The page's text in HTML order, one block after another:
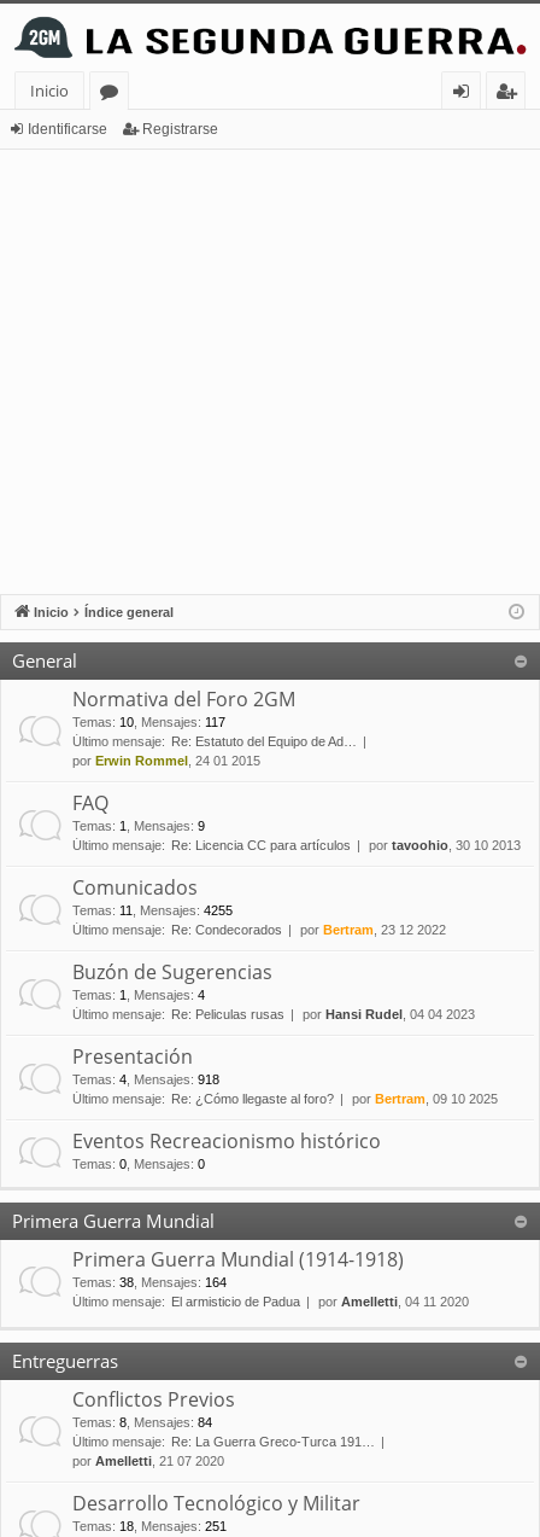
Inicio
or
Identificarse Registrarse
Inicio Índice general
General
Normativa del Foro 2GM
Temas: 10 Mensajes: 117
Último mensaje:
Re: Estatuto del Equipo de Ad…
por Erwin Rommel , 24 01 2015
FAQ
Temas: 1 Mensajes: 9
Último mensaje:
Re: Licencia CC para artículos por tavoohio , 30 10 2013
Comunicados
Temas: 11 Mensajes: 4255
Último mensaje:
Re: Condecorados por Bertram , 23 12 2022
Buzón de Sugerencias
Temas: 1 Mensajes: 4
Último mensaje:
Re: Peliculas rusas por Hansi Rudel , 04 04 2023
Presentación
Temas: 4 Mensajes: 918
Último mensaje:
Re: ¿Cómo llegaste al foro? por Bertram , 09 10 2025
Eventos Recreacionismo histórico
Temas: 0 Mensajes: 0
Primera Guerra Mundial
Primera Guerra Mundial (1914-1918)
Temas: 38 Mensajes: 164
Último mensaje:
El armisticio de Padua por Amelletti , 04 11 2020
Entreguerras
Conflictos Previos
Temas: 8 Mensajes: 84
Último mensaje:
Re: La Guerra Greco-Turca 191…
por Amelletti , 21 07 2020
Desarrollo Tecnológico y Militar
Temas: 18 Mensajes: 251